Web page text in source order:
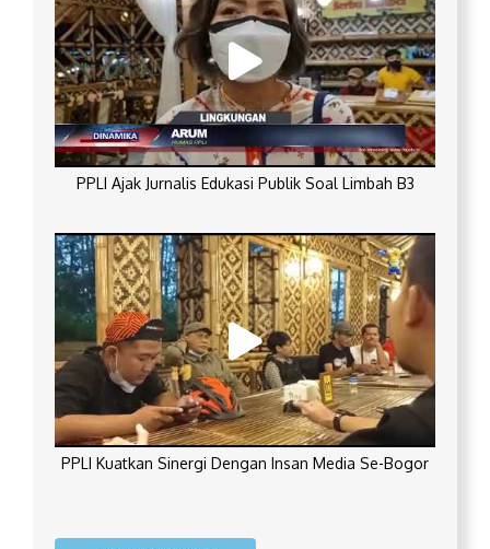
PPLI Ajak Jurnalis Edukasi Publik Soal Limbah B3
PPLI Kuatkan Sinergi Dengan Insan Media Se-Bogor